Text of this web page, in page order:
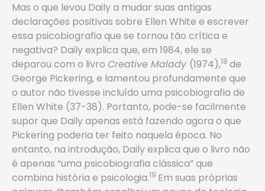
Mas o que levou Daily a mudar suas antigas
declarações positivas sobre Ellen White e escrever
essa psicobiografia que se tornou tão crítica e
negativa? Daily explica que, em 1984, ele se
deparou com o livro Creative Malady (1974),18 de
George Pickering, e lamentou profundamente que
o autor não tivesse incluído uma psicobiografia ­de
Ellen White (37-38). Portanto, pode-se facilmente
supor que Daily apenas está fazendo agora o que
Pickering poderia ter feito naquela época. No
entanto, na introdução, Daily explica que o livro não
é apenas “uma psicobiografia clássica” que
combina história e psicologia.19 Em suas próprias